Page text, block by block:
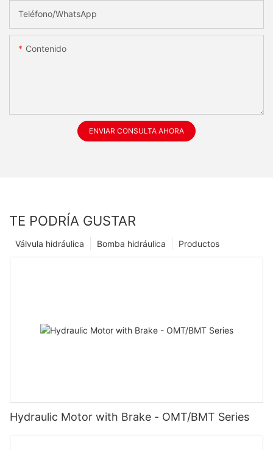
Teléfono/WhatsApp
Contenido
ENVIAR CONSULTA AHORA
TE PODRÍA GUSTAR
Productos
Bomba hidráulica
Válvula hidráulica
Hydraulic Motor with Brake - OMT/BMT Series